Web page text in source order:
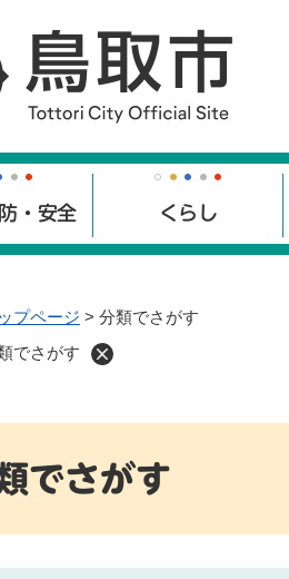
・安全 くらし
プページ > 分類でさがす
でさがす
でさがす